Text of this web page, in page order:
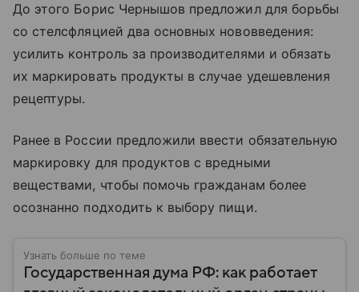
До этого Борис Чернышов предложил для борьбы
со стелсфляцией два основных нововведения:
усилить контроль за производителями и обязать
их маркировать продукты в случае удешевления
рецептуры.
Ранее в России предложили ввести обязательную
маркировку для продуктов с вредными
веществами, чтобы помочь гражданам более
осознанно подходить к выбору пищи.
Узнать больше по теме
Государственная дума РФ: как работает